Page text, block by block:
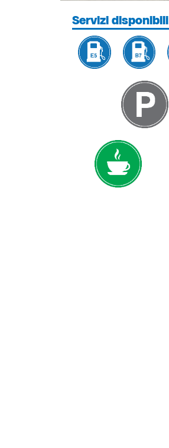
Servizi disponibili